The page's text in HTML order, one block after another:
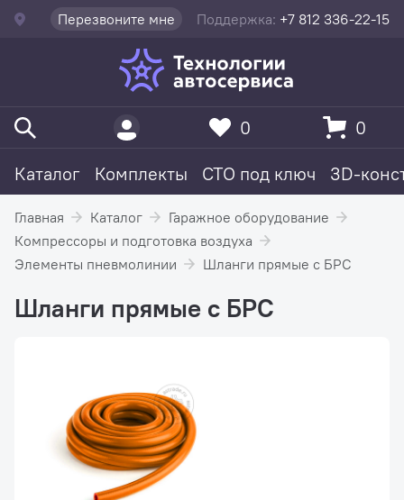
Перезвоните мне Поддержка: +7 812 336-22-15
Каталог Комплекты СТО под ключ 3D-
0 0
Главная Каталог
Гаражное оборудование
Компрессоры и подготовка воздуха
Элементы пневмолинии
Шланги прямые с БРС
Шланги прямые с БРС